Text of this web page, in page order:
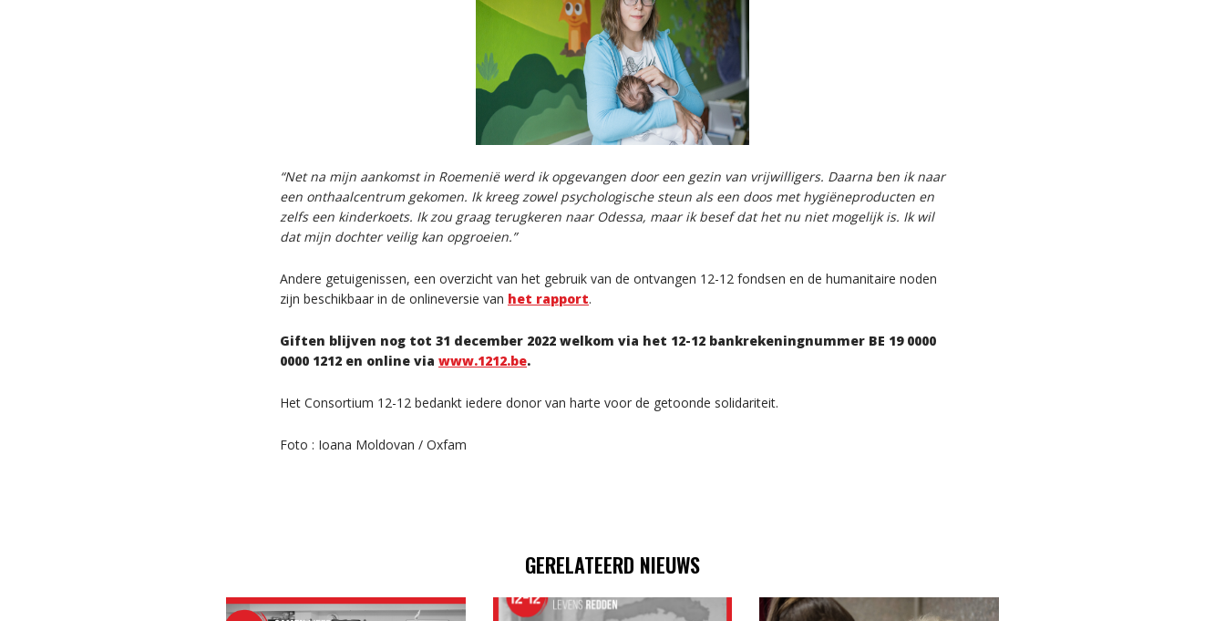
“Net na mijn aankomst in Roemenië werd ik opgevangen door een gezin van vrijwilligers. Daarna ben ik naar
een onthaalcentrum gekomen. Ik kreeg zowel psychologische steun als een doos met hygiëneproducten en
zelfs een kinderkoets. Ik zou graag terugkeren naar Odessa, maar ik besef dat het nu niet mogelijk is. Ik wil
dat mijn dochter veilig kan opgroeien.”
Andere getuigenissen, een overzicht van het gebruik van de ontvangen 12-12 fondsen en de humanitaire noden
zijn beschikbaar in de onlineversie van het rapport.
Giften blijven nog tot 31 december 2022 welkom via het 12-12 bankrekeningnummer BE 19 0000
0000 1212 en online via www.1212.be.
Het Consortium 12-12 bedankt iedere donor van harte voor de getoonde solidariteit.
Foto : Ioana Moldovan / Oxfam
GERELATEERD NIEUWS